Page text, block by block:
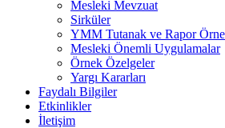
Mesleki Mevzuat
Sirküler
YMM Tutanak ve Rapor
Mesleki Önemli Uygulamalar
Örnek Özelgeler
Yargı Kararları
Faydalı Bilgiler
Etkinlikler
İletişim